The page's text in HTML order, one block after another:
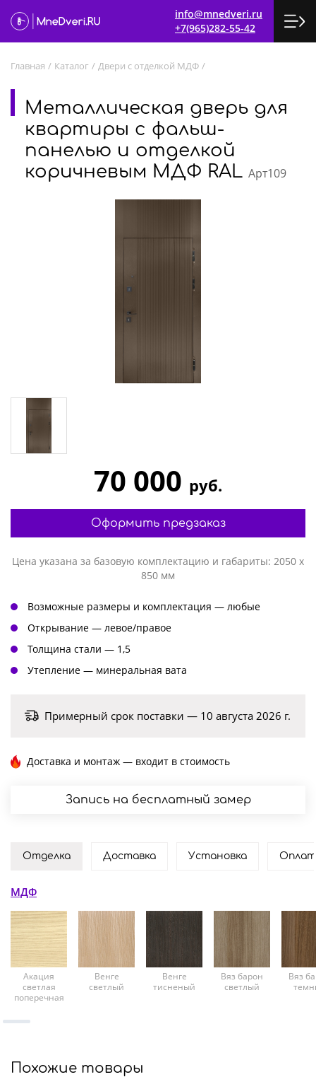
info@mnedveri.ru
+7(965)282-55-42
Главная / Каталог / Двери с отделкой МДФ /
Металлическая дверь для
квартиры с фальш-
панелью и отделкой
коричневым МДФ RAL Арт109
70 000 руб.
Оформить предзаказ
Цена указана за базовую комплектацию и габариты: 2050 х
850 мм
Возможные размеры и комплектация — любые
Открывание — левое/правое
Толщина стали — 1,5
Утепление — минеральная вата
Примерный срок поставки — 10 августа 2026 г.
Доставка и монтаж — входит в стоимость
Запись на бесплатный замер
Отделка Доставка Установка
МДФ
Акация
светлая
поперечная
Венге
светлый
Венге
тисненый
Вяз барон
светлый
Вяз
Похожие товары